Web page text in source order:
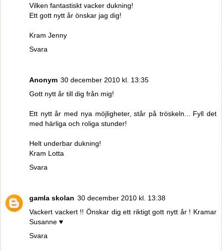
Vilken fantastiskt vacker dukning!
Ett gott nytt år önskar jag dig!
Kram Jenny
Svara
Anonym 30 december 2010 kl. 13:35
Gott nytt år till dig från mig!
Ett nytt år med nya möjligheter, står på tröskeln... Fyll det
med härliga och roliga stunder!
Helt underbar dukning!
Kram Lotta
Svara
gamla skolan 30 december 2010 kl. 13:38
Vackert vackert !! Önskar dig ett riktigt gott nytt år ! Kramar
Susanne ♥
Svara